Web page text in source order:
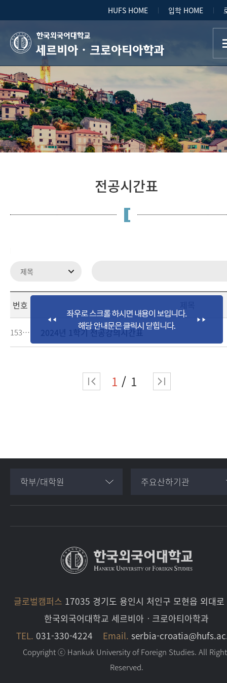
HUFS HOME 입학 HOME
세르비아ㆍ크로아티아학과
전공시간표
번호
153467 2024년 1학기 전공강의시간표
1 1
학부/대학원 주요산하기관
글로벌캠퍼스 17035 경기도 용인시 처인구 모현읍 외대
한국외국어대학교 세르비아ㆍ크로아티아학과
TEL. 031-330-4224 Email. serbia-
Copyright ⓒ Hankuk University of Foreign Studies. All
Reserved.